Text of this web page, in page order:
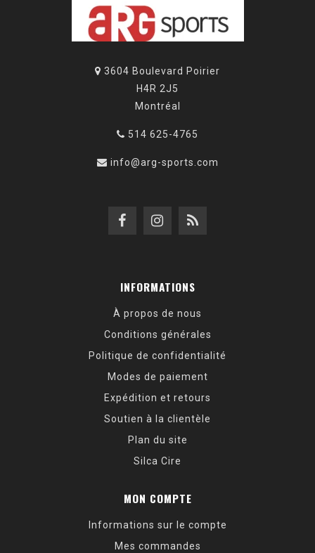
3604 Boulevard Poirier
H4R 2J5
Montréal
514 625-4765
info@arg-sports.com
INFORMATIONS
À propos de nous
Conditions générales
Politique de confidentialité
Modes de paiement
Expédition et retours
Soutien à la clientèle
Plan du site
Silca Cire
MON COMPTE
Informations sur le compte
Mes commandes